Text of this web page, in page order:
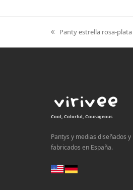
previous
post:
Panty estrella rosa-plata
Cool, Colorful, Courageous
Pantys y medias diseñados y
fabricados en España.